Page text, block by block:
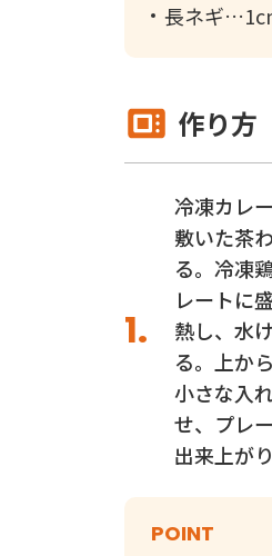
長ネギ
作り方
冷凍カレ
敷いた茶
る。冷凍
レートに
熱し、水
る。上か
小さな入
せ、プレ
出来上がり
POINT